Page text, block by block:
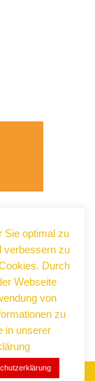
Impressum
Sie optimal zu
verbessern zu
Durch
Webseite
von
zu
in unserer